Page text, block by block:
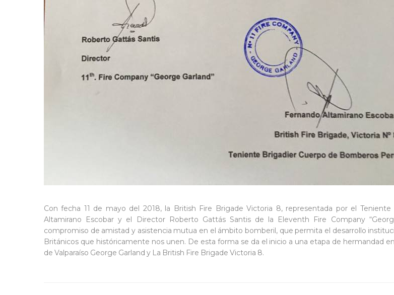
Con fecha 11 de mayo del 2018, la British Fire Brigade Victoria 8, representada por el Teniente
Altamirano Escobar y el Director Roberto Gattás Santis de la Eleventh Fire Company
compromiso de amistad y asistencia mutua en el ámbito bomberil, que permita el desarrollo
Británicos que históricamente nos unen. De esta forma se da el inicio a una etapa de hermandad
de Valparaíso George Garland y La British Fire Brigade Victoria 8.